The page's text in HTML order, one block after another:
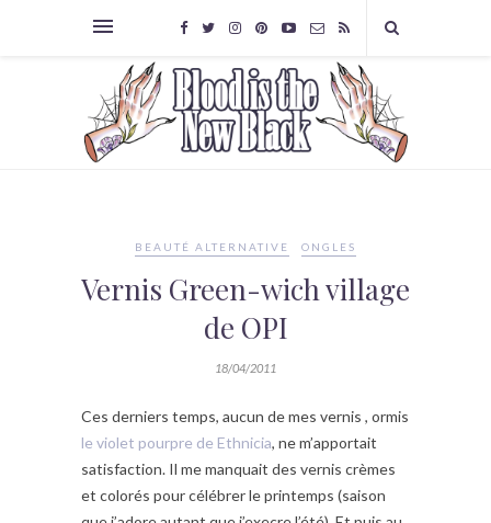
BEAUTÉ ALTERNATIVE ONGLES
Vernis Green-wich village
de OPI
18/04/2011
Ces derniers temps, aucun de mes vernis , ormis
le violet pourpre de Ethnicia, ne m’apportait
satisfaction. Il me manquait des vernis crèmes
et colorés pour célébrer le printemps (saison